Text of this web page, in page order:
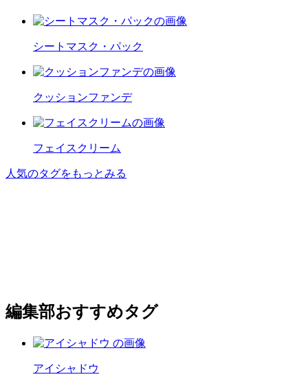
シートマスク・パック
クッションファンデ
フェイスクリーム
人気のタグをもっとみる
編集部おすすめタグ
アイシャドウ